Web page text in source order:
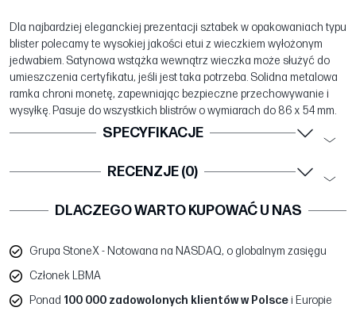
Dla najbardziej eleganckiej prezentacji sztabek w opakowaniach typu
blister polecamy te wysokiej jakości etui z wieczkiem wyłożonym
jedwabiem. Satynowa wstążka wewnątrz wieczka może służyć do
umieszczenia certyfikatu, jeśli jest taka potrzeba. Solidna metalowa
ramka chroni monetę, zapewniając bezpieczne przechowywanie i
wysyłkę. Pasuje do wszystkich blistrów o wymiarach do 86 x 54 mm.
SPECYFIKACJE
RECENZJE (0)
DLACZEGO WARTO KUPOWAĆ U NAS
Grupa StoneX - Notowana na NASDAQ, o globalnym zasięgu
Członek LBMA
Ponad 100 000 zadowolonych klientów w Polscei Europie